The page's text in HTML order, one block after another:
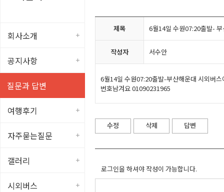
회사소개
공지사항
질문과 답변
여행후기
자주묻는질문
갤러리
시외버스
제목 6월14일 수원07:20출발-
작성자 서수안
6월14일 수원07:20출발-부산해운대 시외버
번호남겨요 01090231965
수정 삭제 답변
로그인을 하셔야 작성이 가능합니다.